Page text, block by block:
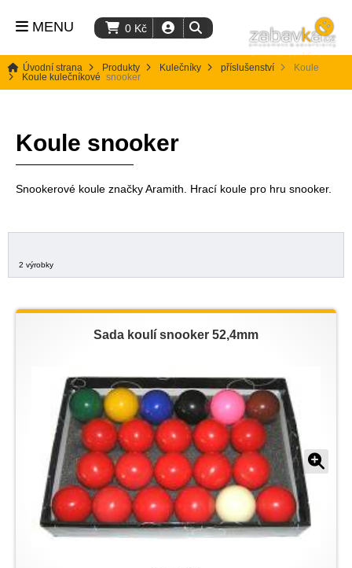
0 Kč
MENU
Úvodní strana Produkty Kulečníky
příslušenství
Koule kulečníkové
Koule
snooker
Koule snooker
Snookerové koule značky Aramith. Hrací koule pro hru snooker.
2 výrobky
Sada koulí snooker 52,4mm